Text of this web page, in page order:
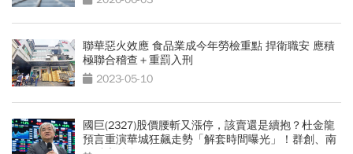
聯華惡火效應 食品業成今年勞檢重點 捍衛職安 應積
極聯合稽查＋重罰入刑
2023-05-10
國巨(2327)股價腰斬又漲停，該賣還是續抱？杜金龍
預言重演華城狂飆走勢「解套時間曝光」！群創、南